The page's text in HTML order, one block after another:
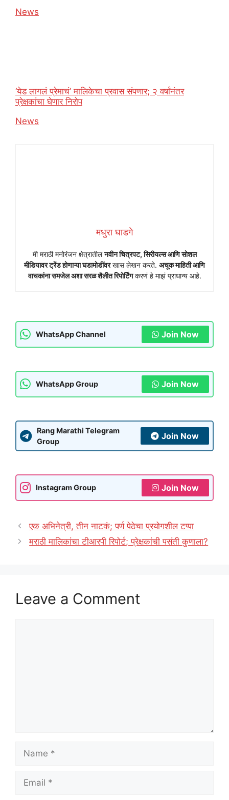
In relation to
News
‘येड लागलं प्रेमाचं’ मालिकेचा प्रवास संपणार; २ वर्षांनंतर
प्रेक्षकांचा घेणार निरोप
In relation to
News
मधुरा घाडगे
मी मराठी मनोरंजन क्षेत्रातीलनवीन चित्रपट, सिरीयल्स आणि सोशल
मीडियावर ट्रेंड होणाऱ्या घडामोडींवरखास लेखन करते. अचूक माहिती आणि
वाचकांना समजेल अशा सरळ शैलीत रिपोर्टिंगकरणं हे माझं प्राधान्य आहे.
WhatsApp Channel Join Now
WhatsApp Group Join Now
Rang Marathi Telegram
Group
Join Now
Instagram Group Join Now
एक अभिनेत्री, तीन नाटकं; पर्ण पेठेचा प्रयोगशील टप्पा
मराठी मालिकांचा टीआरपी रिपोर्ट; प्रेक्षकांची पसंती कुणाला?
Leave a Comment